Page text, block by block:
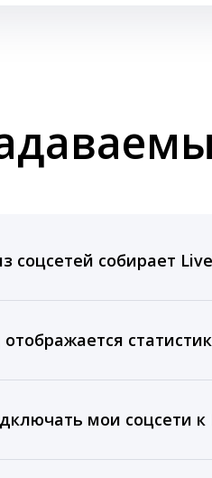
соцсетей собирает
показываем лучшие
Блогер. При оплате
мои соцсети к